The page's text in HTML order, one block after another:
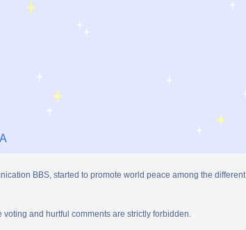
BBS, started to promote world peace among the different
and hurtful comments are strictly forbidden.